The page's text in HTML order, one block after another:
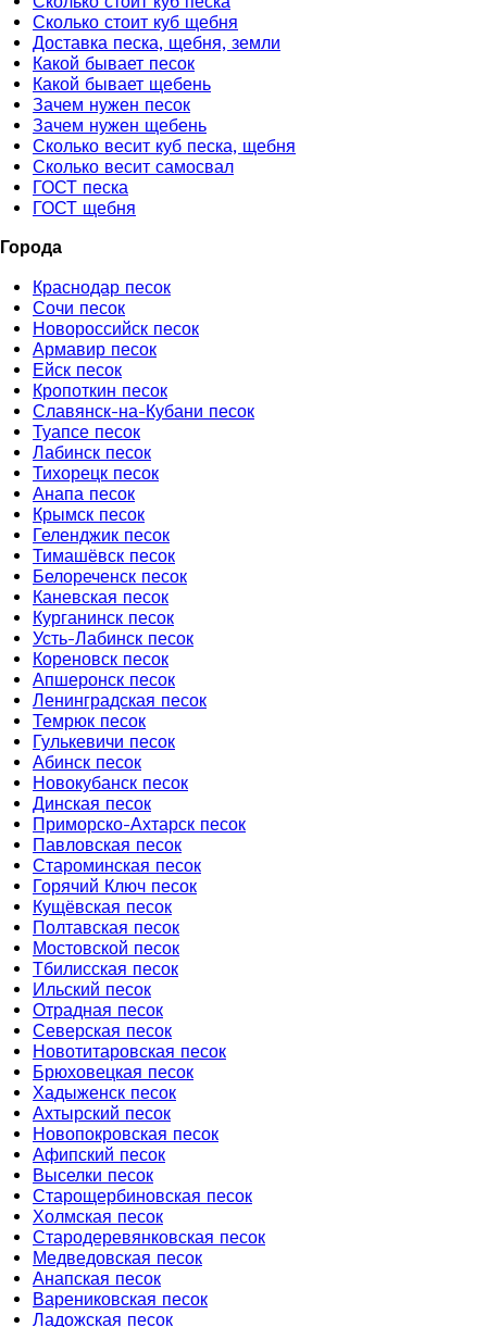
Сколько стоит куб щебня
Доставка песка, щебня, земли
Какой бывает песок
Какой бывает щебень
Зачем нужен песок
Зачем нужен щебень
Сколько весит куб песка, щебня
Сколько весит самосвал
ГОСТ песка
ГОСТ щебня
Города
Краснодар песок
Сочи песок
Новороссийск песок
Армавир песок
Ейск песок
Кропоткин песок
Славянск-на-Кубани песок
Туапсе песок
Лабинск песок
Тихорецк песок
Анапа песок
Крымск песок
Геленджик песок
Тимашёвск песок
Белореченск песок
Каневская песок
Курганинск песок
Усть-Лабинск песок
Кореновск песок
Апшеронск песок
Ленинградская песок
Темрюк песок
Гулькевичи песок
Абинск песок
Новокубанск песок
Динская песок
Приморско-Ахтарск песок
Павловская песок
Староминская песок
Горячий Ключ песок
Кущёвская песок
Полтавская песок
Мостовской песок
Тбилисская песок
Ильский песок
Отрадная песок
Северская песок
Новотитаровская песок
Брюховецкая песок
Хадыженск песок
Ахтырский песок
Новопокровская песок
Афипский песок
Выселки песок
Старощербиновская песок
Холмская песок
Стародеревянковская песок
Медведовская песок
Анапская песок
Варениковская песок
Ладожская песок